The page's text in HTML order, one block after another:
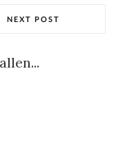
NEXT POST